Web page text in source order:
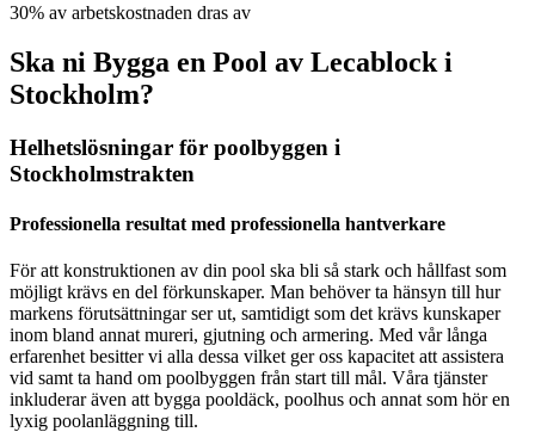
30% av arbetskostnaden dras av
Ska ni Bygga en Pool av Lecablock i
Stockholm?
Helhetslösningar för poolbyggen i
Stockholmstrakten
Professionella resultat med professionella hantverkare
För att konstruktionen av din pool ska bli så stark och hållfast som
möjligt krävs en del förkunskaper. Man behöver ta hänsyn till hur
markens förutsättningar ser ut, samtidigt som det krävs kunskaper
inom bland annat mureri, gjutning och armering. Med vår långa
erfarenhet besitter vi alla dessa vilket ger oss kapacitet att assistera
vid samt ta hand om poolbyggen från start till mål. Våra tjänster
inkluderar även att bygga pooldäck, poolhus och annat som hör en
lyxig poolanläggning till.